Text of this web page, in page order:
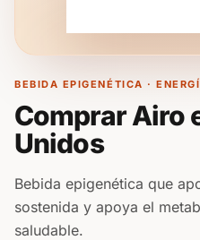
BEBIDA EPIGENÉTICA ·
Comprar Airo
Unidos
Bebida epigenética que
sostenida y apoya el
saludable.